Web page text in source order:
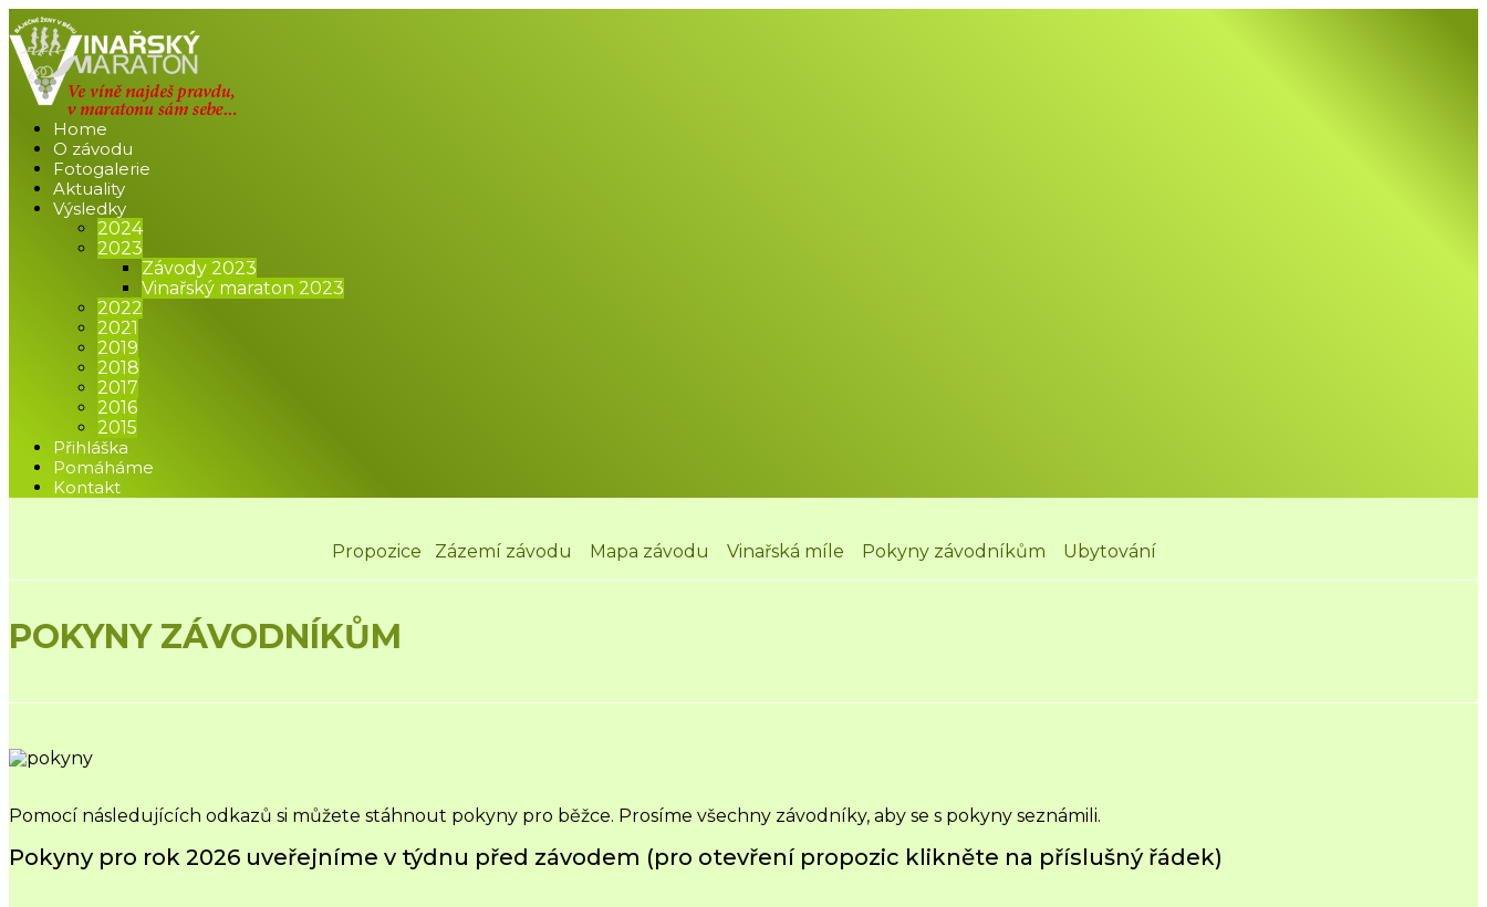
Home
O závodu
Fotogalerie
Aktuality
Výsledky
2024
2023
Závody 2023
Vinařský maraton 2023
2022
2021
2019
2018
2017
2016
2015
Přihláška
Pomáháme
Kontakt
Propozice Zázemí závodu Mapa závodu Vinařská míle Pokyny závodníkům Ubytování
POKYNY ZÁVODNÍKŮM
Pomocí následujících odkazů si můžete stáhnout pokyny pro běžce. Prosíme všechny závodníky, aby se s pokyny seznámili.
Pokyny pro rok 2026 uveřejníme v týdnu před závodem (pro otevření propozic klikněte na příslušný řádek)